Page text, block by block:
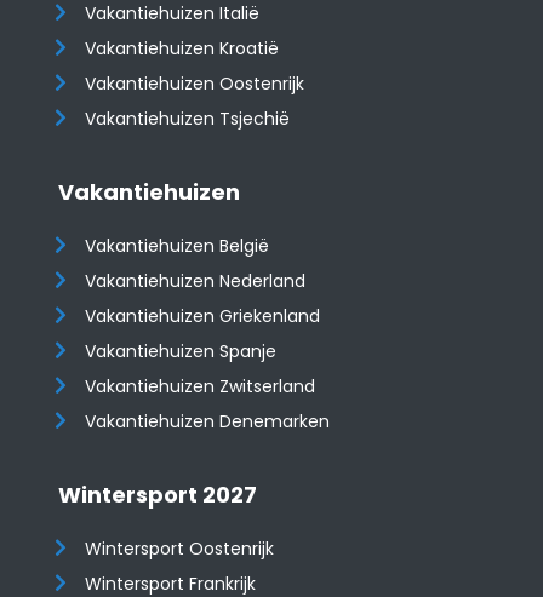
Vakantiehuizen Italië
Vakantiehuizen Kroatië
​​​​​​​Vakantiehuizen Oostenrijk
Vakantiehuizen Tsjechië
Vakantiehuizen
Vakantiehuizen België
Vakantiehuizen Nederland
Vakantiehuizen Griekenland
Vakantiehuizen Spanje
​​​​​​​Vakantiehuizen Zwitserland
Vakantiehuizen Denemarken
Wintersport 2027
Wintersport Oostenrijk
Wintersport Frankrijk